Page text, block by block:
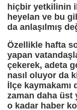
hiçbir yetkilinin
heyelan ve bu
da anlaşılmış
Özellikle hafta
yapan
çekerek, adeta
nasıl oluyor da
İlçe kaymakamı
zaman daha
o kadar haber